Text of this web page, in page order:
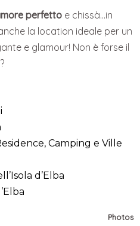
perfetto e chissà…in
la location ideale per un
e glamour! Non è forse il
Camping e Ville
d’Elba
Photos